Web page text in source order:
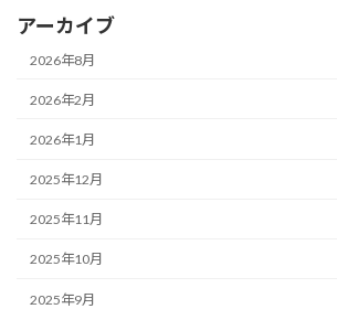
アーカイブ
2026年8月
2026年2月
2026年1月
2025年12月
2025年11月
2025年10月
2025年9月